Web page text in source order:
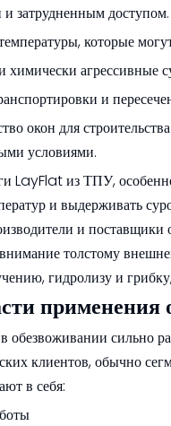
затрудненным
которые
химически агрессивные
и
окон для
условиями.
LayFlat из ТПУ,
и выдерживать
и
толстому
гидролизу и
обезвоживании сильно
клиентов, обычно
в себя: